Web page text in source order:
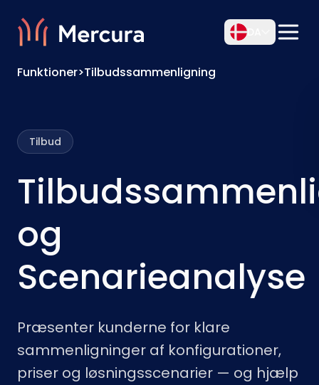
Funktioner>Tilbudssammenligning
Tilbud
og
Scenarieanalyse
Præsenter kunderne for klare
sammenligninger af konfigurationer,
priser og løsningsscenarier — og hjælp